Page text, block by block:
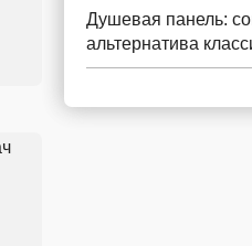
Душевая панель:
альтернатива